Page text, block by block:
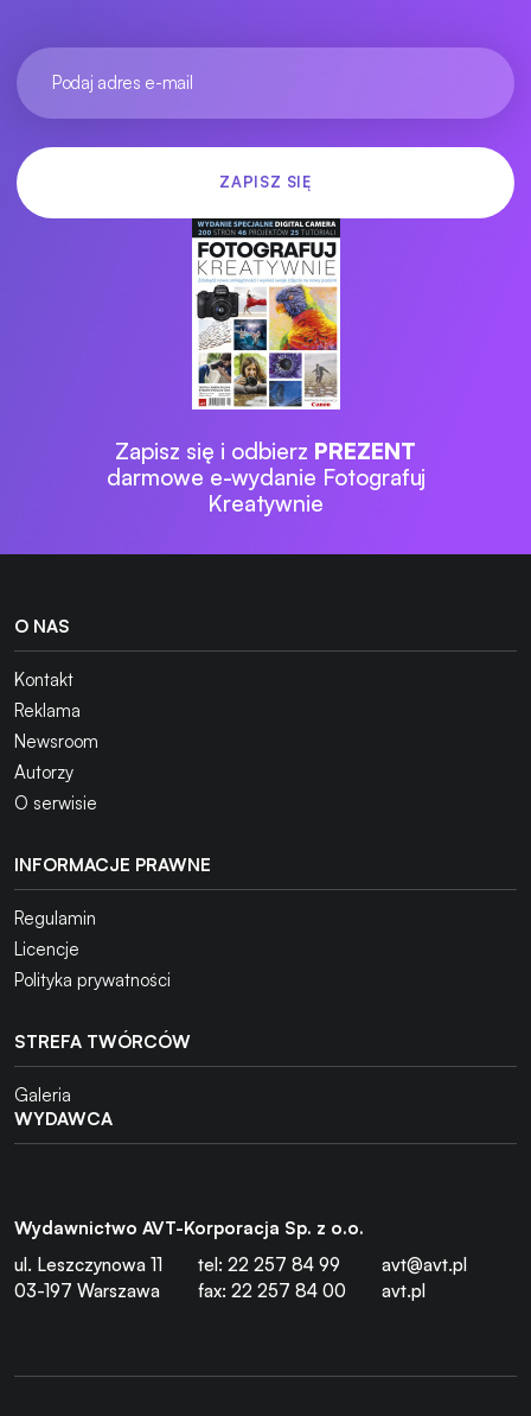
Zapisz się i odbierz PREZENT
darmowe e-wydanie Fotografuj
Kreatywnie
O NAS
Kontakt
Reklama
Newsroom
Autorzy
O serwisie
INFORMACJE PRAWNE
Regulamin
Licencje
Polityka prywatności
STREFA TWÓRCÓW
Galeria
WYDAWCA
Wydawnictwo AVT-Korporacja Sp. z o.o.
ul. Leszczynowa 11
03-197 Warszawa
tel: 22 257 84 99
fax: 22 257 84 00
avt@avt.pl
avt.pl